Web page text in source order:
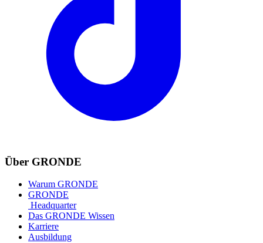
Über GRONDE
Warum GRONDE
GRONDE
Headquarter
Das GRONDE Wissen
Karriere
Ausbildung